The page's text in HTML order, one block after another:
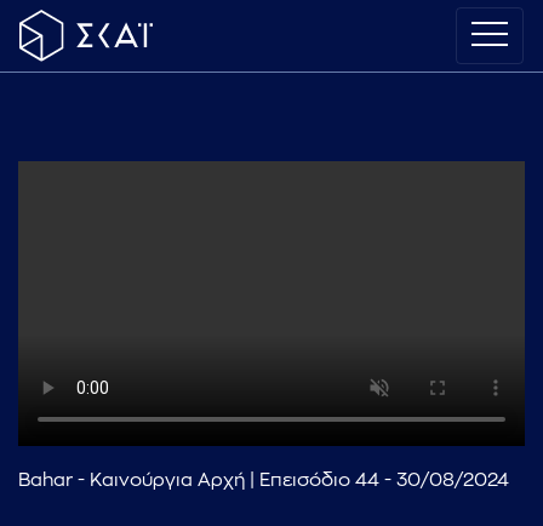
Bahar - Καινούργια Αρχή | Επεισόδιο 44 - 30/08/2024